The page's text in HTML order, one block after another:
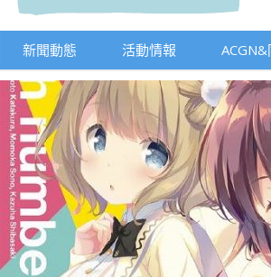
新聞動態 活動情報 ACGN&